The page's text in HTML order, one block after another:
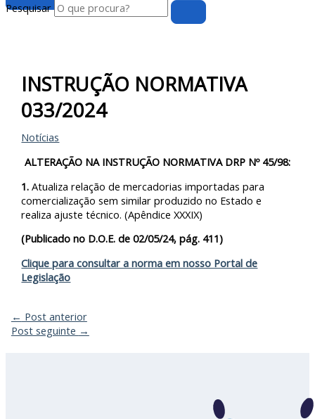
Pesquisar
INSTRUÇÃO NORMATIVA
033/2024
Notícias
ALTERAÇÃO NA INSTRUÇÃO NORMATIVA DRP Nº 45/98:
1. Atualiza relação de mercadorias importadas para
comercialização sem similar produzido no Estado e
realiza ajuste técnico. (Apêndice XXXIX)
(Publicado no D.O.E. de 02/05/24, pág. 411)
Clique para consultar a norma em nosso Portal de
Legislação
← Post anterior
Post seguinte →